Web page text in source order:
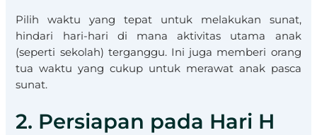
Pilih waktu yang tepat untuk melakukan sunat,
hindari hari-hari di mana aktivitas utama anak
(seperti sekolah) terganggu. Ini juga memberi orang
tua waktu yang cukup untuk merawat anak pasca
sunat.
2. Persiapan pada Hari H